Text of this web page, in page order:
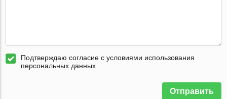
Подтверждаю согласие с условиями использования
персональных данных
Отправить